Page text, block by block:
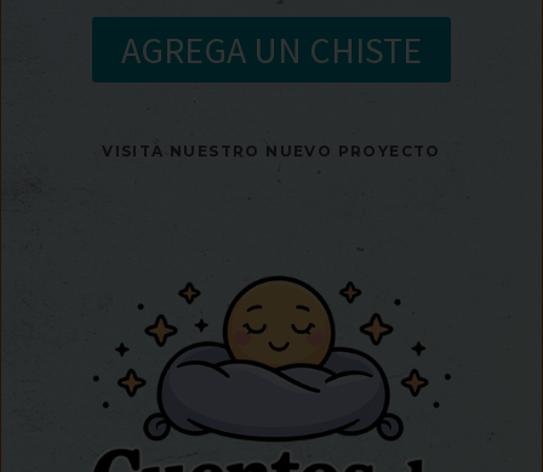
AGREGA UN CHISTE
VISITA NUESTRO NUEVO PROYECTO